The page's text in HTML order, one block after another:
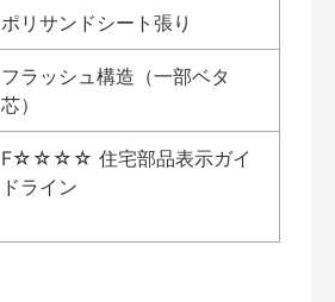
ポリサンドシート張り
フラッシュ構造（一部ベタ
芯）
F☆☆☆☆ 住宅部品表示ガイ
ドライン